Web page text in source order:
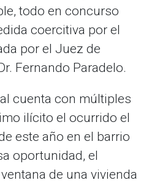
todo en concurso
coercitiva por el
por el Juez de
Fernando Paradelo.
cuenta con múltiples
ilícito el ocurrido el
este año en el barrio
oportunidad, el
de una vivienda